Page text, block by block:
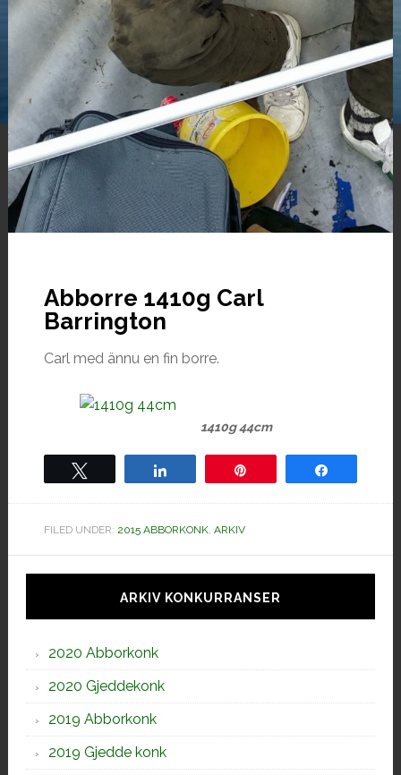
Abborre 1410g Carl
Barrington
Carl med ännu en fin borre.
1410g 44cm
FILED UNDER: 2015 ABBORKONK, ARKIV
Hoved
ARKIV KONKURRANSER
2020 Abborkonk
2020 Gjeddekonk
2019 Abborkonk
2019 Gjedde konk